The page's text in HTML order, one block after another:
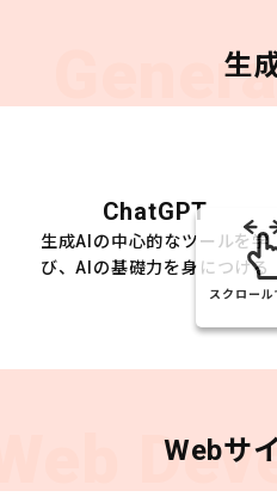
生
ChatGPT
生成AIの中心的なツールを学
び、AIの基礎力を身につける
スクロール
Webサ